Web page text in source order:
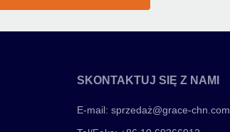
SKONTAKTUJ SIĘ Z NAMI
E-mail:sprzedaż@grace-chn.com